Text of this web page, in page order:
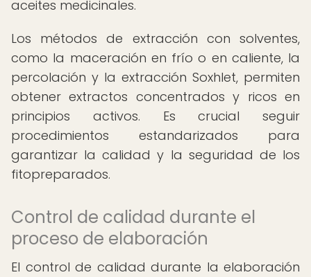
aceites medicinales.
Los métodos de extracción con solventes,
como la maceración en frío o en caliente, la
percolación y la extracción Soxhlet, permiten
obtener extractos concentrados y ricos en
principios activos. Es crucial seguir
procedimientos estandarizados para
garantizar la calidad y la seguridad de los
fitopreparados.
Control de calidad durante el
proceso de elaboración
El control de calidad durante la elaboración